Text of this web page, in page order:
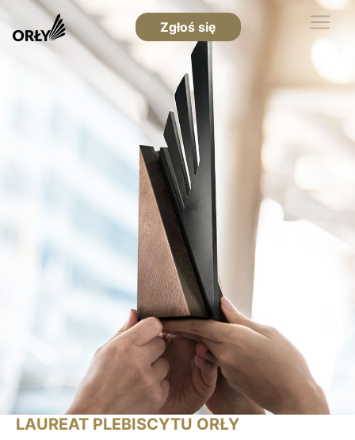
Zgłoś się
LAUREAT PLEBISCYTU ORŁY